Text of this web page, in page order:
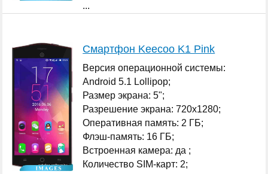
...
Смартфон Keecoo K1 Pink
Версия операционной системы:
Android 5.1 Lollipop;
Размер экрана: 5";
Разрешение экрана: 720x1280;
Оперативная память: 2 ГБ;
Флэш-память: 16 ГБ;
Встроенная камера: да ;
Количество SIM-карт: 2;